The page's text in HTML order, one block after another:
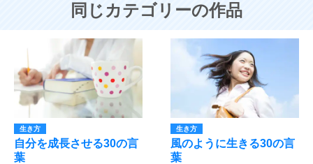
同じカテゴリーの作品
生き方
自分を成長させる30の言
葉
生き方
風のように生きる30の言
葉